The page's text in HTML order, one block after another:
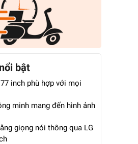
bật
inch phù hợp với mọi
minh mang đến hình ảnh
giọng nói thông qua LG